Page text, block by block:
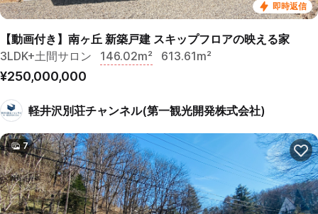
即時返信
【動画付き】南ヶ丘 新築戸建 スキップフロアの映える家
3LDK+土間サロン
146.02m² 613.61m²
¥250,000,000
軽井沢別荘チャンネル(第一観光開発株式会社)
7